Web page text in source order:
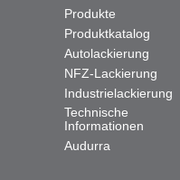
Produkte
Produktkatalog
Autolackierung
NFZ-Lackierung
Industrielackierung
Technische
Informationen
Audurra